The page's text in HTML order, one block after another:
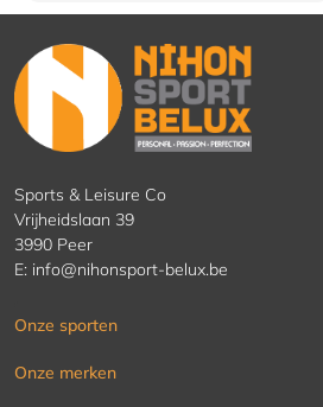
Sports & Leisure Co
Vrijheidslaan 39
3990 Peer
E: info@nihonsport-belux.be
Onze sporten
Onze merken